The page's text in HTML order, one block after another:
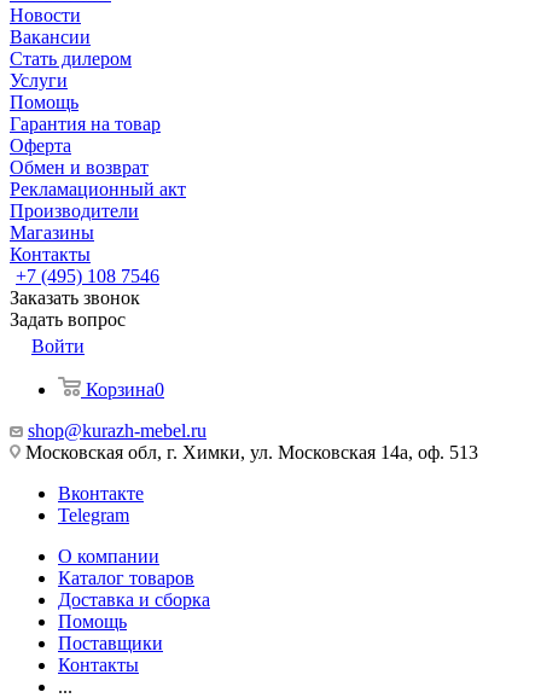
Новости
Вакансии
Стать дилером
Услуги
Помощь
Гарантия на товар
Оферта
Обмен и возврат
Рекламационный акт
Производители
Магазины
Контакты
+7 (495) 108 7546
Заказать звонок
Задать вопрос
Войти
Корзина0
shop@kurazh-mebel.ru
Московская обл, г. Химки, ул. Московская 14а, оф. 513
Вконтакте
Telegram
О компании
Каталог товаров
Доставка и сборка
Помощь
Поставщики
Контакты
...